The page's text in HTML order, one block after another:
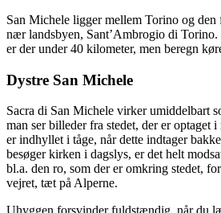
San Michele ligger mellem Torino og den
nær landsbyen, Sant’Ambrogio di
er der under 40 kilometer, men beregn
Dystre San Michele
Sacra di San Michele virker umiddelbart
man ser billeder fra stedet, der er optaget
er indhyllet i tåge, når dette indtager
besøger kirken i dagslys, er det helt
bl.a. den ro, som der er omkring stedet,
vejret, tæt på Alperne.